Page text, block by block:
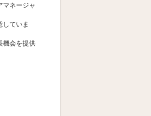
マネージャ
していま
機会を提供